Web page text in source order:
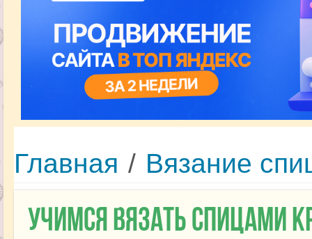
Главная / Вязание
Учимся вязать спицами